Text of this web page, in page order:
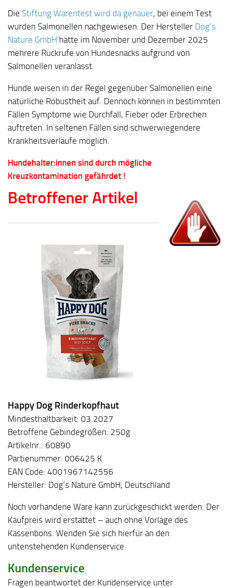
Die Stiftung Warentest wird da genauer, bei einem Test
wurden Salmonellen nachgewiesen. Der Hersteller Dog’s
Nature GmbH hatte im November und Dezember 2025
mehrere Rückrufe von Hundesnacks aufgrund von
Salmonellen veranlasst.
Hunde weisen in der Regel gegenüber Salmonellen eine
natürliche Robustheit auf. Dennoch können in bestimmten
Fällen Symptome wie Durchfall, Fieber oder Erbrechen
auftreten. In seltenen Fällen sind schwerwiegendere
Krankheitsverläufe möglich.
Hundehalter:innen sind durch mögliche
Kreuzkontamination gefährdet !
Betroffener Artikel
Happy Dog Rinderkopfhaut
Mindesthaltbarkeit: 03.2027
Betroffene Gebindegrößen: 250g
Artikelnr.: 60890
Partienummer: 006425 K
EAN Code: 4001967142556
Hersteller: Dog’s Nature GmbH, Deutschland
Noch vorhandene Ware kann zurückgeschickt werden. Der
Kaufpreis wird erstattet – auch ohne Vorlage des
Kassenbons. Wenden Sie sich hierfür an den
untenstehenden Kundenservice
Kundenservice
Fragen beantwortet der Kundenservice unter